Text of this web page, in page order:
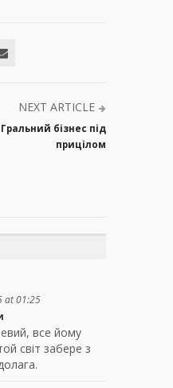
NEXT ARTICLE
Гральний бізнес під
прицілом
at 01:25
все йому
світ забере з